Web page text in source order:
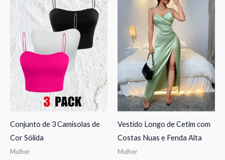
Conjunto de 3 Camisolas de
Cor Sólida
Mulher
Vestido Longo de Cetim com
Costas Nuas e Fenda Alta
Mulher